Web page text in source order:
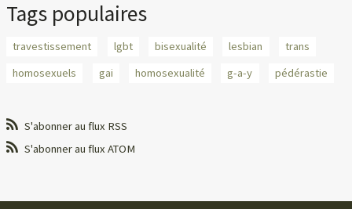
Tags populaires
travestissement lgbt bisexualité lesbian
trans
homosexuels
gai homosexualité g-a-y pédérastie
S'abonner au flux RSS
S'abonner au flux ATOM